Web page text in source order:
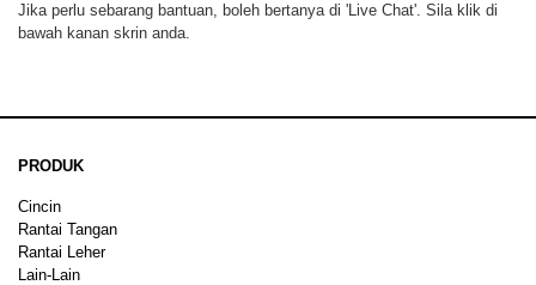
Jika perlu sebarang bantuan, boleh bertanya di 'Live Chat'. Sila klik di
bawah kanan skrin anda.
PRODUK
Cincin
Rantai Tangan
Rantai Leher
Lain-Lain